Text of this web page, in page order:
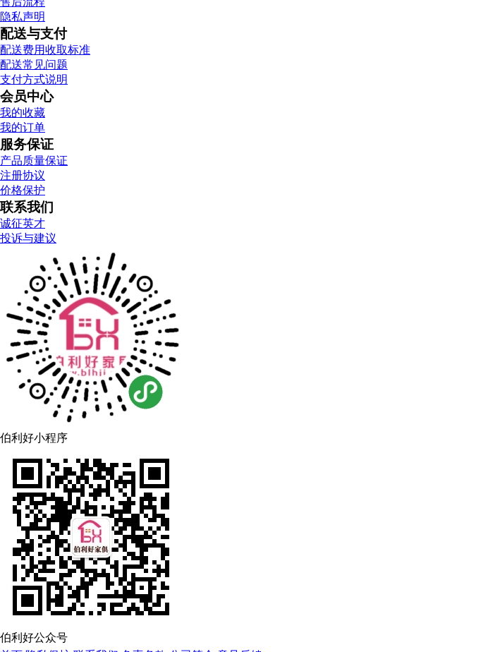
隐私声明
配送与支付
配送费用收取标准
配送常见问题
支付方式说明
会员中心
我的收藏
我的订单
服务保证
产品质量保证
注册协议
价格保护
联系我们
诚征英才
投诉与建议
伯利好小程序
伯利好公众号